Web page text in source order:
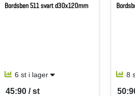
Bordsben 511 svart d30x120mm
6 st i lager
45:90 / st
8